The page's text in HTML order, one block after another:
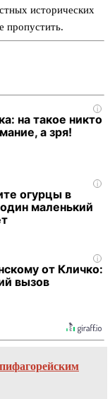
исторических
пропустить.
i
на такое никто
а зря!
i
огурцы в
маленький
i
от Кличко:
вызов